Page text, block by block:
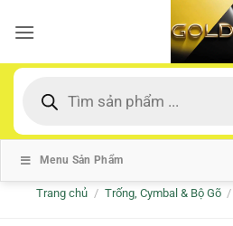
qua
dung
kiếm
Menu Sản Phẩm
Trang chủ / Trống, Cymbal & Bộ Gõ /